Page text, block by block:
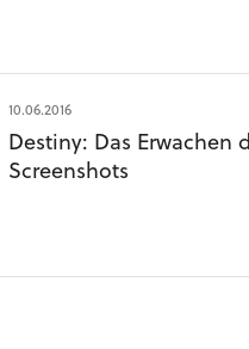
10.06.2016
Destiny: Das Erwachen
Screenshots